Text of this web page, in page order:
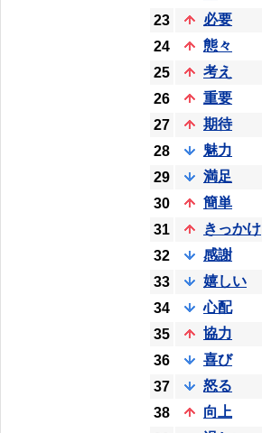
23
必要
24
態々
25
考え
26
重要
27
期待
28
魅力
29
満足
30
簡単
31
きっかけ
32
感謝
33
嬉しい
34
心配
35
協力
36
喜び
37
怒る
38
向上